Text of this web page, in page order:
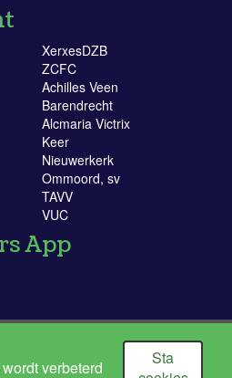
XerxesDZB
ZCFC
Achilles Veen
Barendrecht
Alcmaria Victrix
Keer
Nieuwerkerk
Ommoord, sv
TAVV
VUC
App
verbeterd
Sta